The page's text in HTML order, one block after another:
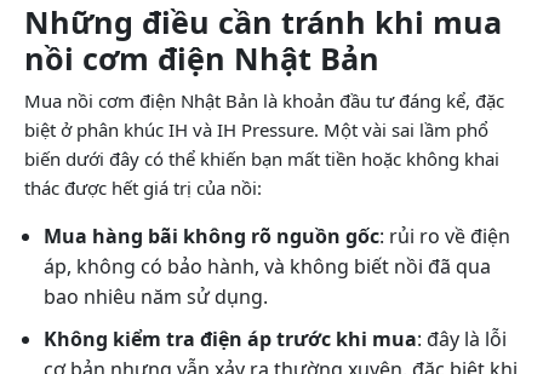
Những điều cần tránh khi mua
nồi cơm điện Nhật Bản
Mua nồi cơm điện Nhật Bản là khoản đầu tư đáng kể, đặc
biệt ở phân khúc IH và IH Pressure. Một vài sai lầm phổ
biến dưới đây có thể khiến bạn mất tiền hoặc không khai
thác được hết giá trị của nồi:
Mua hàng bãi không rõ nguồn gốc: rủi ro về điện
áp, không có bảo hành, và không biết nồi đã qua
bao nhiêu năm sử dụng.
Không kiểm tra điện áp trước khi mua: đây là lỗi